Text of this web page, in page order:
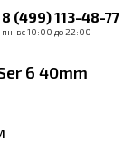
8 (499) 113-48-77
пн-вс 10:00 до 22:00
6 40mm